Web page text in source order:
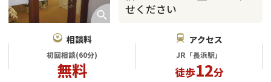
せください
相談料
初回相談(60分)
無料
アクセス
JR「長浜駅」
徒歩12分